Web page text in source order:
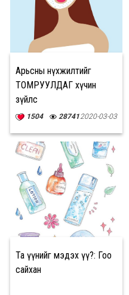
Арьсны нүхжилтийг
ТОМРУУЛДАГ хүчин
зүйлс
1504 287412020-03-03
Та үүнийг мэдэх үү?: Гоо
сайхан